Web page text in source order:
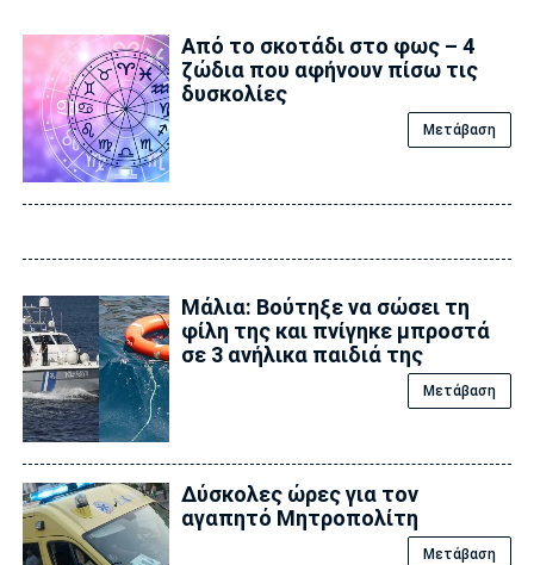
Από το σκοτάδι στο φως – 4
ζώδια που αφήνουν πίσω τις
δυσκολίες
Μετάβαση
Μάλια: Βούτηξε να σώσει τη
φίλη της και πνίγηκε μπροστά
σε 3 ανήλικα παιδιά της
Μετάβαση
Δύσκολες ώρες για τον
αγαπητό Μητροπολίτη
Μετάβαση